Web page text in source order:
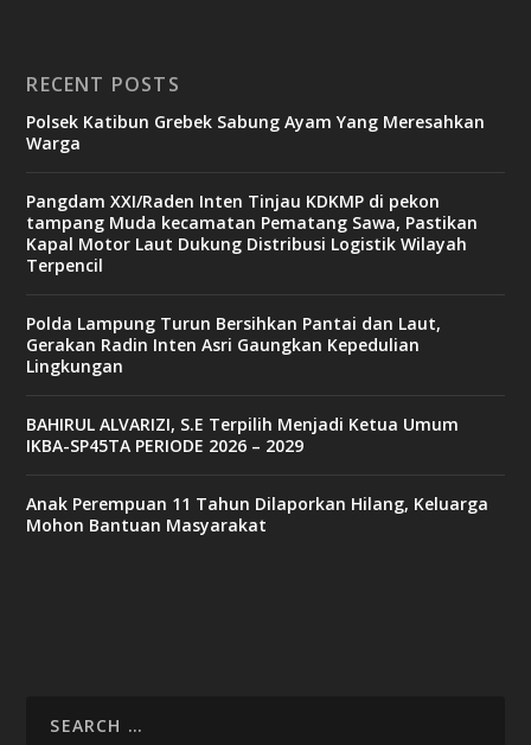
RECENT POSTS
Polsek Katibun Grebek Sabung Ayam Yang Meresahkan
Warga
Pangdam XXI/Raden Inten Tinjau KDKMP di pekon
tampang Muda kecamatan Pematang Sawa, Pastikan
Kapal Motor Laut Dukung Distribusi Logistik Wilayah
Terpencil
Polda Lampung Turun Bersihkan Pantai dan Laut,
Gerakan Radin Inten Asri Gaungkan Kepedulian
Lingkungan
BAHIRUL ALVARIZI, S.E Terpilih Menjadi Ketua Umum
IKBA-SP45TA PERIODE 2026 – 2029
Anak Perempuan 11 Tahun Dilaporkan Hilang, Keluarga
Mohon Bantuan Masyarakat